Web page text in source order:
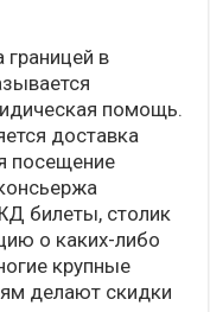
границей в
помощь.
доставка
посещение
билеты, столик
о каких-либо
крупные
делают скидки